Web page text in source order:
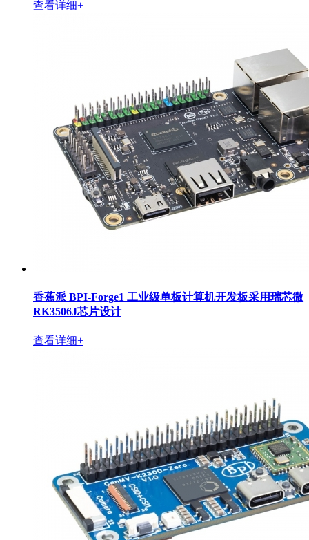
查看详细+
香蕉派 BPI-Forge1 工业级单板计算机开发板采用瑞芯微
RK3506J芯片设计
查看详细+